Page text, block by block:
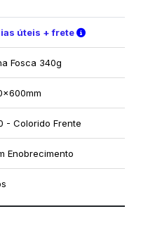
úteis + frete Verifique
Fosca 340g
- Colorido Frente
Enobrecimento
os nossos gabaritos